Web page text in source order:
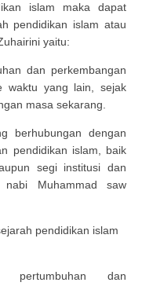
islam maka dapat
pendidikan islam atau
yaitu:
dan perkembangan
waktu yang lain, sejak
masa sekarang.
berhubungan dengan
pendidikan islam, baik
segi institusi dan
nabi Muhammad saw
pendidikan islam
pertumbuhan dan